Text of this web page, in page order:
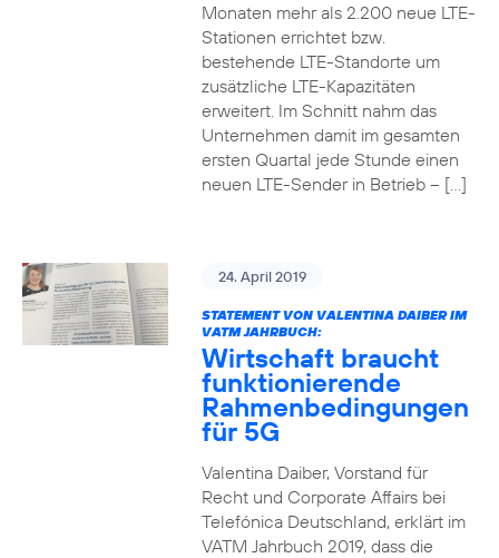
Monaten mehr als 2.200 neue LTE-
Stationen errichtet bzw.
bestehende LTE-Standorte um
zusätzliche LTE-Kapazitäten
erweitert. Im Schnitt nahm das
Unternehmen damit im gesamten
ersten Quartal jede Stunde einen
neuen LTE-Sender in Betrieb – […]
24. April 2019
STATEMENT VON VALENTINA DAIBER IM
VATM JAHRBUCH:
Wirtschaft braucht
funktionierende
Rahmenbedingungen
für 5G
Valentina Daiber, Vorstand für
Recht und Corporate Affairs bei
Telefónica Deutschland, erklärt im
VATM Jahrbuch 2019, dass die